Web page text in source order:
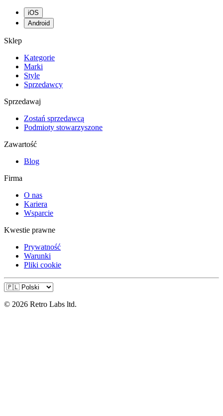
iOS
Android
Sklep
Kategorie
Marki
Style
Sprzedawcy
Sprzedawaj
Zostań sprzedawcą
Podmioty stowarzyszone
Zawartość
Blog
Firma
O nas
Kariera
Wsparcie
Kwestie prawne
Prywatność
Warunki
Pliki cookie
© 2026 Retro Labs ltd.